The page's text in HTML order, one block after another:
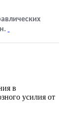
в
усилия от